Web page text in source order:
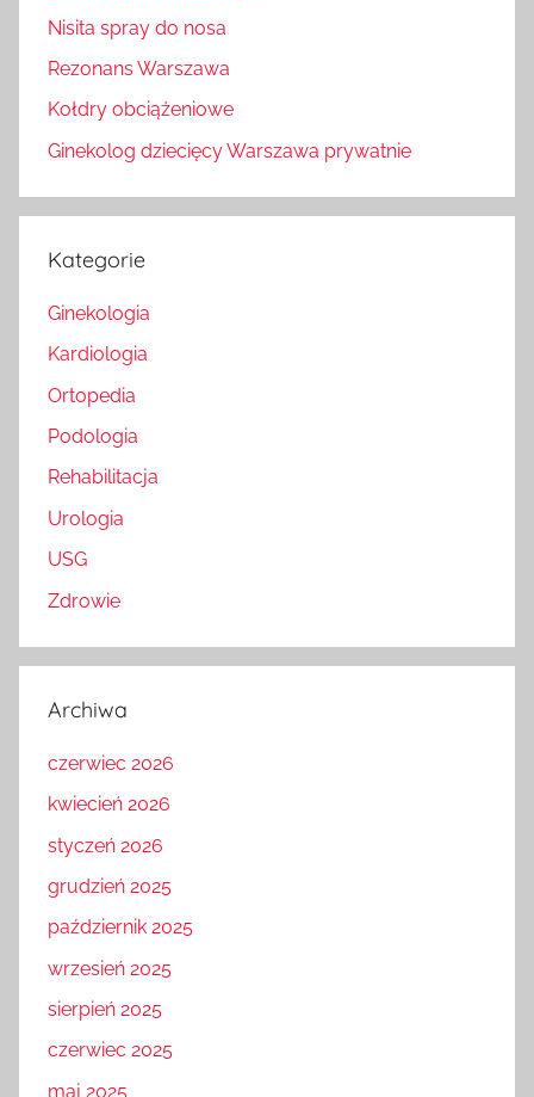
Nisita spray do nosa
Rezonans Warszawa
Kołdry obciążeniowe
Ginekolog dziecięcy Warszawa prywatnie
Kategorie
Ginekologia
Kardiologia
Ortopedia
Podologia
Rehabilitacja
Urologia
USG
Zdrowie
Archiwa
czerwiec 2026
kwiecień 2026
styczeń 2026
grudzień 2025
październik 2025
wrzesień 2025
sierpień 2025
czerwiec 2025
maj 2025